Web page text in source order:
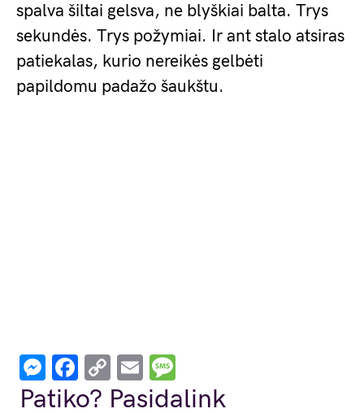
spalva šiltai gelsva, ne blyškiai balta. Trys
sekundės. Trys požymiai. Ir ant stalo atsiras
patiekalas, kurio nereikės gelbėti
papildomu padažo šaukštu.
Messenger
Facebook
Copy
Link
Email
Patiko? Pasidalink